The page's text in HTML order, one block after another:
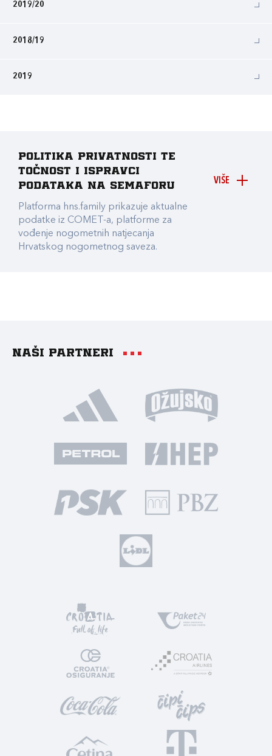
2019/20
2018/19
2019
VIŠE
Politika privatnosti te
točnost i ispravci
podataka na Semaforu
Platforma hns.family prikazuje aktualne
podatke iz COMET-a, platforme za
vođenje nogometnih natjecanja
Hrvatskog nogometnog saveza.
Naši partneri